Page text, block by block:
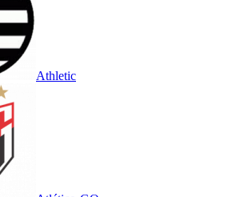
Athletic